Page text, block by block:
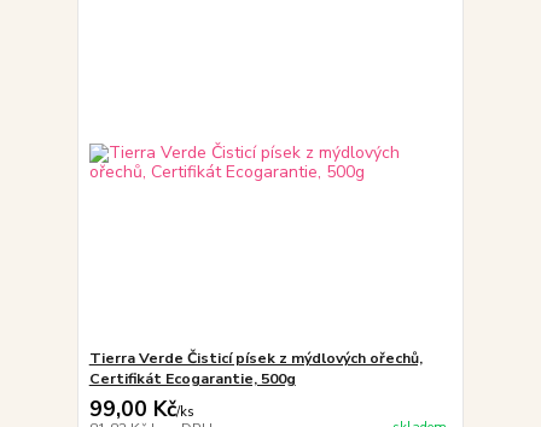
Tierra Verde Čisticí písek z mýdlových ořechů,
Certifikát Ecogarantie, 500g
99,00 Kč/ks